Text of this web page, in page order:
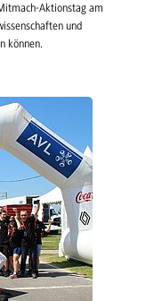
Aktionstag am
und
können.